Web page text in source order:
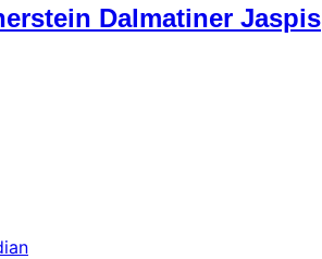
Dalmatiner Jaspis